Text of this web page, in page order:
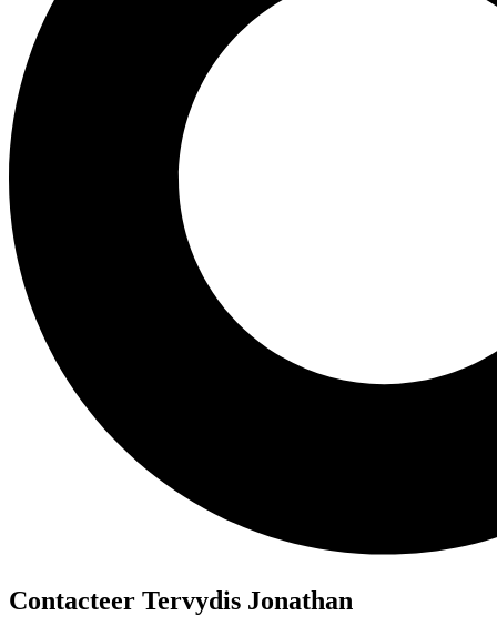
Contacteer Tervydis Jonathan